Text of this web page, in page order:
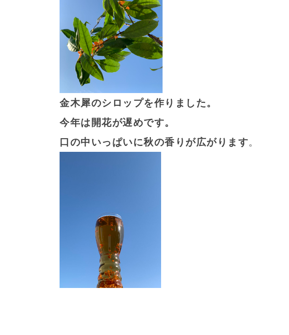
金木犀のシロップを作りました。
今年は開花が遅めです。
口の中いっぱいに秋の香りが広がります。